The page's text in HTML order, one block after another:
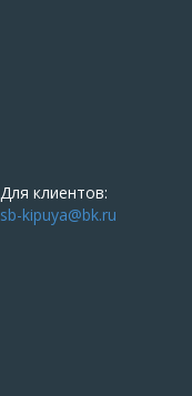
Для клиентов:
sb-kipuya@bk.ru